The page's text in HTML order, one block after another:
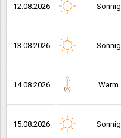
12.08.2026 Sonnig
13.08.2026 Sonnig
14.08.2026 Warm
15.08.2026 Sonnig